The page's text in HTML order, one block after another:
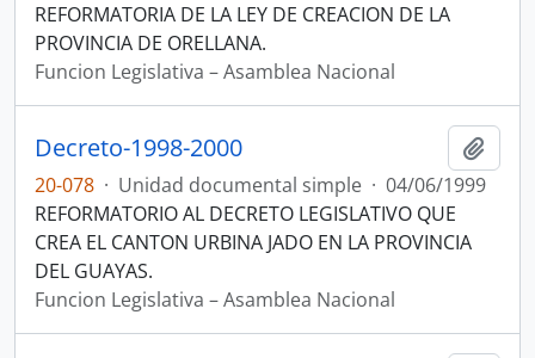
REFORMATORIA DE LA LEY DE CREACION DE LA
PROVINCIA DE ORELLANA.
Funcion Legislativa – Asamblea Nacional
Decreto-1998-2000
20-078 · Unidad documental simple · 04/06/1999
REFORMATORIO AL DECRETO LEGISLATIVO QUE
CREA EL CANTON URBINA JADO EN LA PROVINCIA
DEL GUAYAS.
Funcion Legislativa – Asamblea Nacional